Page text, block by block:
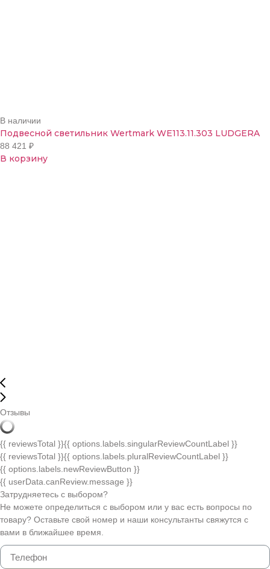
В наличии
Подвесной светильник Wertmark WE113.11.303 LUDGERA
88 421 ₽
В корзину
Отзывы
{{ reviewsTotal }}{{ options.labels.singularReviewCountLabel }}
{{ reviewsTotal }}{{ options.labels.pluralReviewCountLabel }}
{{ options.labels.newReviewButton }}
{{ userData.canReview.message }}
Затрудняетесь с выбором?
Не можете определиться с выбором или у вас есть вопросы по
товару? Оставьте свой номер и наши консультанты свяжутся с
вами в ближайшее время.